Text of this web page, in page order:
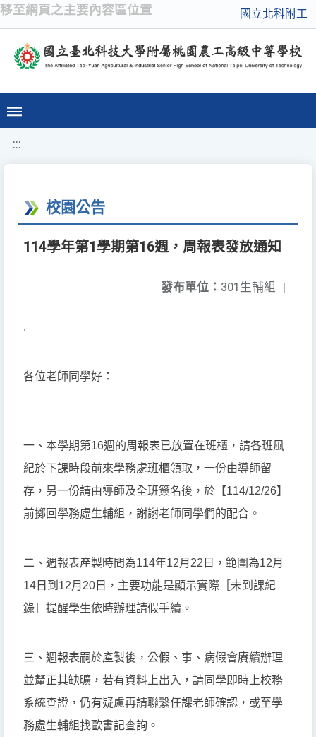
移至網頁之主要內容區位置 國立北科附工
:::
校園公告
114學年第1學期第16週，周報表發放通知
發布單位： 301生輔組 |
.
各位老師同學好：
一、本學期第16週的周報表已放置在班櫃，請各班風
紀於下課時段前來學務處班櫃領取，一份由導師留
存，另一份請由導師及全班簽名後，於【114/12/26】
前擲回學務處生輔組，謝謝老師同學們的配合。
二、週報表產製時間為114年12月22日，範圍為12月
14日到12月20日，主要功能是顯示實際［未到課紀
錄］提醒學生依時辦理請假手續。
三、週報表嗣於產製後，公假、事、病假會賡續辦理
並釐正其缺曠，若有資料上出入，請同學即時上校務
系統查證，仍有疑慮再請聯繫任課老師確認，或至學
務處生輔組找歐書記查詢。